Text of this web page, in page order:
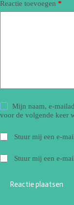
Reactie toevoegen *
Mijn naam, e-
voor de volgende keer
Stuur mij een e-
Stuur mij een e-
Reactie plaatsen